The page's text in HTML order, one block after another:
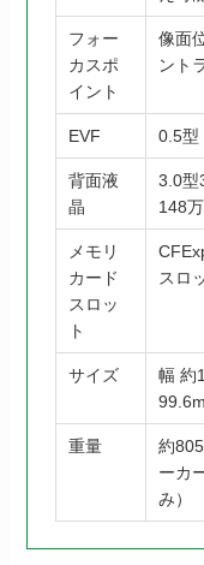
フォー
カスポ
イント
像面
ント
EVF 0.5型
背面液
晶
3.0型
148
メモリ
カード
スロッ
ト
スロ
サイズ
幅 約
重量
約
ーカ
み）